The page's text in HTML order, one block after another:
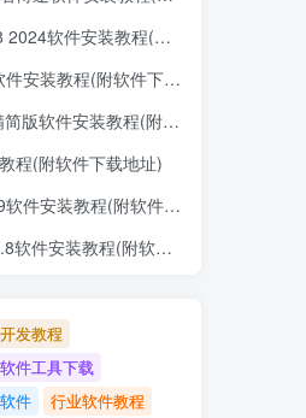
安装教程(附软件下载地址)
装教程(附软件下载地址)
安装教程(附软件下载地址)
程(附软件下载地址)
装教程(附软件下载地址)
装教程(附软件下载地址)
发教程
软件工具下载
件
行业软件教程